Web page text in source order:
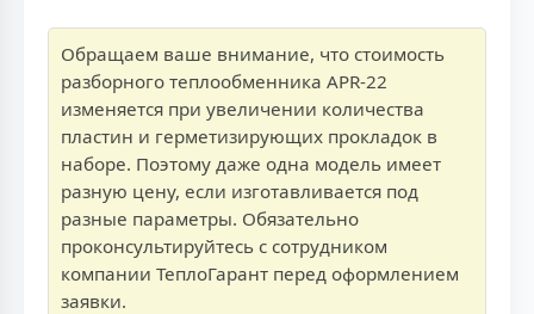
Обращаем ваше внимание, что стоимость
разборного теплообменника APR-22
изменяется при увеличении количества
пластин и герметизирующих прокладок в
наборе. Поэтому даже одна модель имеет
разную цену, если изготавливается под
разные параметры. Обязательно
проконсультируйтесь с сотрудником
компании ТеплоГарант перед оформлением
заявки.